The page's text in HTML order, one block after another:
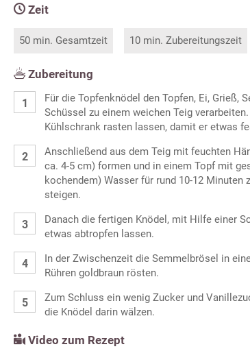
Zeit
50 min. Gesamtzeit 10 min. Zubereitungszeit
Zubereitung
Für die Topfenknödel den Topfen, Ei, Grieß,
Schüssel zu einem weichen Teig
Kühlschrank rasten lassen, damit er etwas
Anschließend aus dem Teig mit feuchten
ca. 4-5 cm) formen und in einem Topf mit
kochendem) Wasser für rund 10-12
steigen.
Danach die fertigen Knödel, mit Hilfe einer
etwas abtropfen lassen.
In der Zwischenzeit die Semmelbrösel in
Rühren goldbraun rösten.
Zum Schluss ein wenig Zucker und
die Knödel darin wälzen.
Video zum Rezept